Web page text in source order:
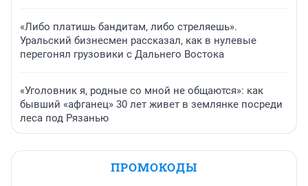
«Либо платишь бандитам, либо стреляешь».
Уральский бизнесмен рассказал, как в нулевые
перегонял грузовики с Дальнего Востока
«Уголовник я, родные со мной не общаются»: как
бывший «афганец» 30 лет живет в землянке посреди
леса под Рязанью
ПРОМОКОДЫ